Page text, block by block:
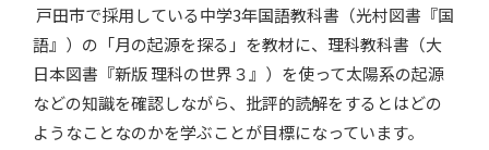
戸田市で採用している中学3年国語教科書（光村図書『国
語』）の「月の起源を探る」を教材に、理科教科書（大
日本図書『新版 理科の世界３』）を使って太陽系の起源
などの知識を確認しながら、批評的読解をするとはどの
ようなことなのかを学ぶことが目標になっています。